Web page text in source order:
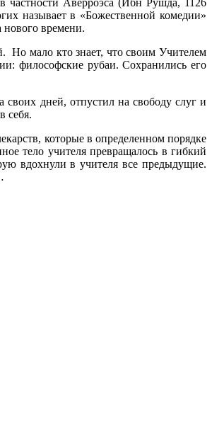
называет в «Божественной комедии»
нового времени.
Но мало кто знает, что своим Учителем
философские рубаи. Сохранились его
дней, отпустил на свободу слуг и
себя.
которые в определенном порядке
тело учителя превращалось в гибкий
вдохнули в учителя все предыдущие.